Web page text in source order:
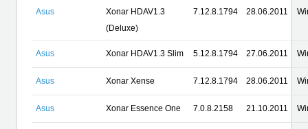
Asus
Xonar HDAV1.3
(Deluxe)
7.12.8.1794 28.06.2011
Asus Xonar HDAV1.3 Slim 5.12.8.1794 27.06.2011
Asus Xonar Xense 7.12.8.1794 28.06.2011
Asus Xonar Essence One 7.0.8.2158 21.10.2011